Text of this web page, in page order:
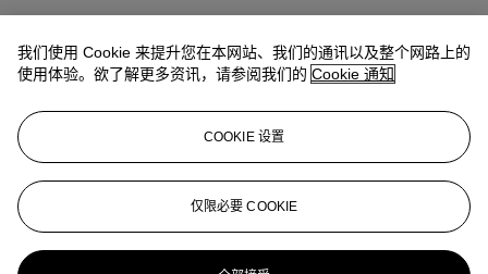
Rahul Kadakia（江華皓）Chairman of Global Luxury Group
查阅状况报告或联络我们查询更多拍品资料
usjewels@christies.com 1 212 636 2300
登入
View Condition Report
更多来自 瑰丽珠宝
我们使用 Cookie 来提升您在本网站、我们的通讯以及整个网路上的
使用体验。欲了解更多资讯，请参阅我们的 Cookie 通知
COOKIE 设置
仅限必要 COOKIE